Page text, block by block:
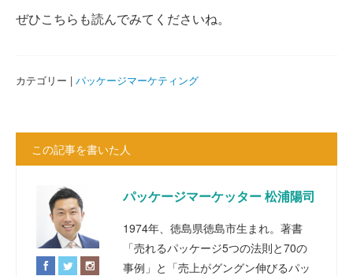
ぜひこちらも読んでみてくださいね。
カテゴリー | パッケージマーケティング
この記事を書いた人
パッケージマーケッター 松浦陽司
1974年、徳島県徳島市生まれ。著書
「売れるパッケージ5つの法則と70の
事例」と「売上がグングン伸びるパッ